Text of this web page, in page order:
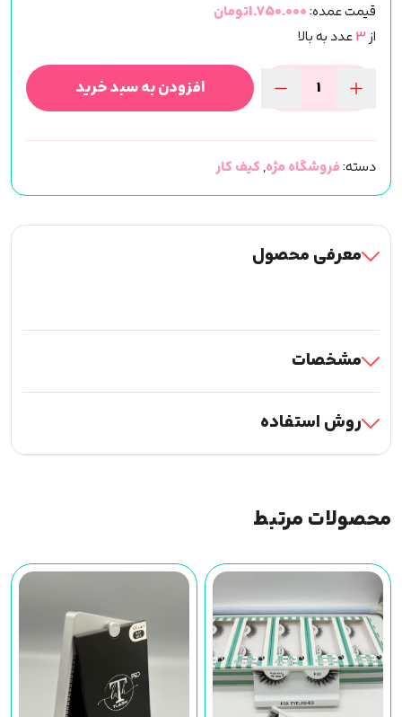
قیمت عمده:1.750.000تومان
از3عدد به بالا
کیف
ناخن
و
میکاپ
لش
LP
افزودن به سبد خرید
دسته:فروشگاه مژه, کیف کار
معرفی محصول
مشخصات
روش استفاده
محصولات مرتبط